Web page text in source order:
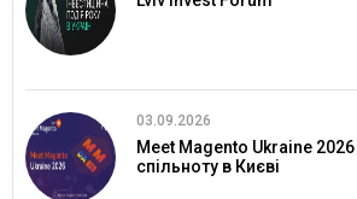
03.09.2026
Meet Magento Ukraine
спільноту в Києві